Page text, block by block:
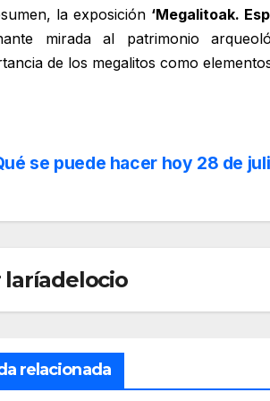
la exposición ‘Megalitoak.
mirada al patrimonio
de los megalitos como
se puede hacer hoy 28 de
laríadelocio
relacionada